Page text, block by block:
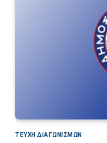
ΤΕΎΧΗ ΔΙΑΓΩΝΙΣΜΏΝ